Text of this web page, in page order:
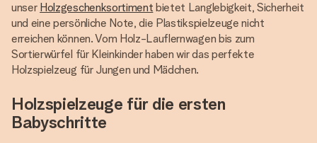
unser Holzgeschenksortiment bietet Langlebigkeit, Sicherheit
und eine persönliche Note, die Plastikspielzeuge nicht
erreichen können. Vom Holz-Lauflernwagen bis zum
Sortierwürfel für Kleinkinder haben wir das perfekte
Holzspielzeug für Jungen und Mädchen.
Holzspielzeuge für die ersten
Babyschritte